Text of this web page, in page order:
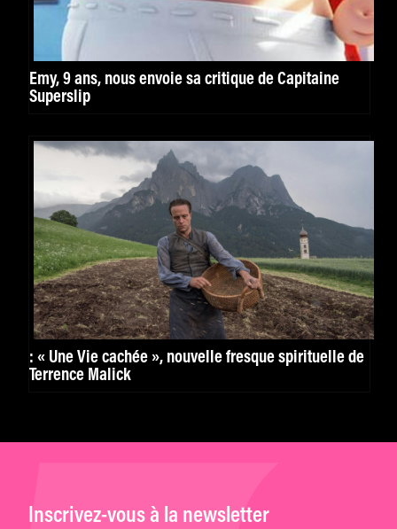
Emy, 9 ans, nous envoie sa critique de Capitaine
Superslip
: « Une Vie cachée », nouvelle fresque spirituelle de
Terrence Malick
Inscrivez-vous à la newsletter